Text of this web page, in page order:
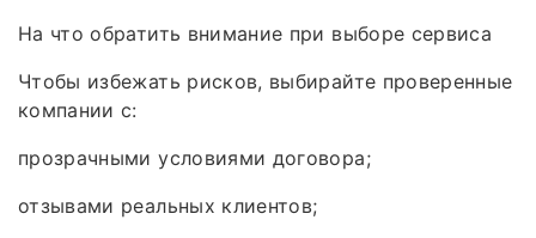
На что обратить внимание при выборе сервиса
Чтобы избежать рисков, выбирайте проверенные
компании с:
прозрачными условиями договора;
отзывами реальных клиентов;